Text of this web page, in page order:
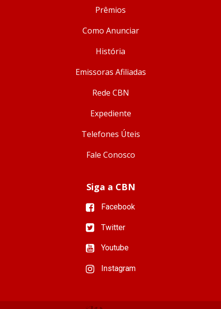
Prêmios
Como Anunciar
História
Emissoras Afiliadas
Rede CBN
Expediente
Telefones Úteis
Fale Conosco
Siga a CBN
Facebook
Twitter
Youtube
Instagram